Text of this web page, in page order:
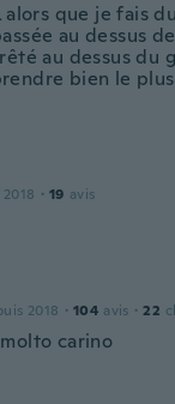
alors que je fais
au dessus
au dessus du
bien le
· 19 avis
2018 · 104 avis · 22
carino